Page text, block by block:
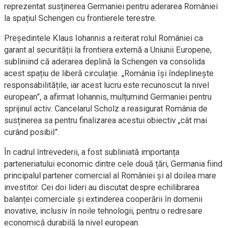
reprezentat susținerea Germaniei pentru aderarea României
la spațiul Schengen cu frontierele terestre.
Președintele Klaus Iohannis a reiterat rolul României ca
garant al securității la frontiera externă a Uniunii Europene,
subliniind că aderarea deplină la Schengen va consolida
acest spațiu de liberă circulație. „România își îndeplinește
responsabilitățile, iar acest lucru este recunoscut la nivel
european”, a afirmat Iohannis, mulțumind Germaniei pentru
sprijinul activ. Cancelarul Scholz a reasigurat România de
susținerea sa pentru finalizarea acestui obiectiv „cât mai
curând posibil”.
În cadrul întrevederii, a fost subliniată importanța
parteneriatului economic dintre cele două țări, Germania fiind
principalul partener comercial al României și al doilea mare
investitor. Cei doi lideri au discutat despre echilibrarea
balanței comerciale și extinderea cooperării în domenii
inovative, inclusiv în noile tehnologii, pentru o redresare
economică durabilă la nivel european.